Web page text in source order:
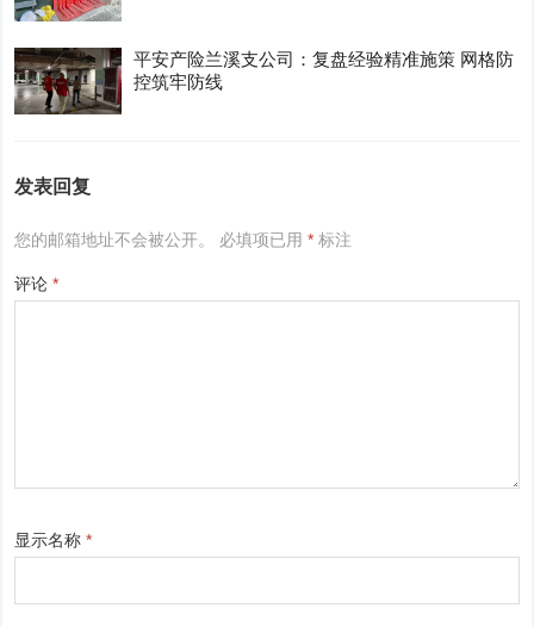
平安产险兰溪支公司：复盘经验精准施策 网格防
控筑牢防线
发表回复
您的邮箱地址不会被公开。 必填项已用* 标注
评论*
显示名称*